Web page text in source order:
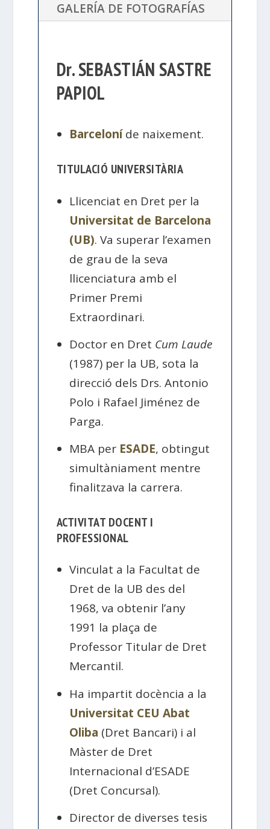
GALERÍA DE FOTOGRAFÍAS
Dr. SEBASTIÁN SASTRE
PAPIOL
Barceloníde naixement.
TITULACIÓ UNIVERSITÀRIA
Llicenciat en Dret per la
Universitat de Barcelona
(UB). Va superar l’examen
de grau de la seva
llicenciatura amb el
Primer Premi
Extraordinari.
Doctor en Dret Cum Laude
(1987) per la UB, sota la
direcció dels Drs. Antonio
Polo i Rafael Jiménez de
Parga.
MBA per ESADE, obtingut
simultàniament mentre
finalitzava la carrera.
ACTIVITAT DOCENT I
PROFESSIONAL
Vinculat a la Facultat de
Dret de la UB des del
1968, va obtenir l’any
1991 la plaça de
Professor Titular de Dret
Mercantil.
Ha impartit docència a la
Universitat CEU Abat
Oliba (Dret Bancari) i al
Màster de Dret
Internacional d’ESADE
(Dret Concursal).
Director de diverses tesis